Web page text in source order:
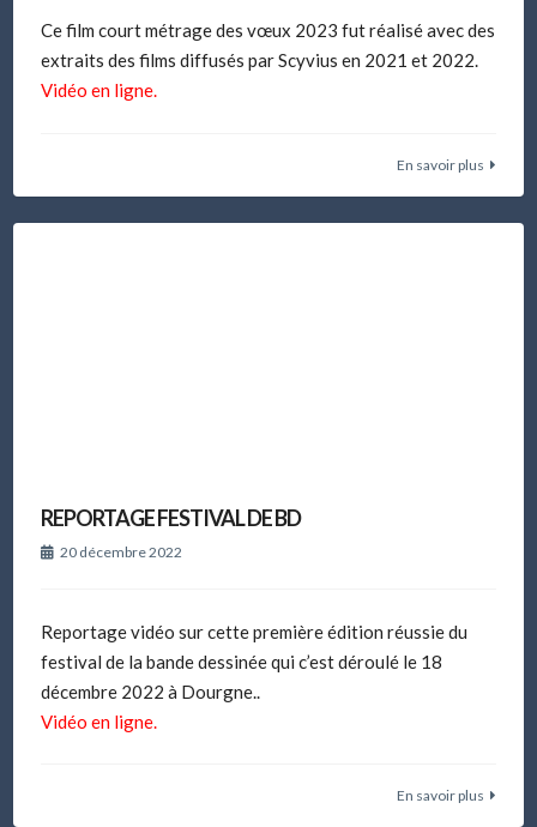
Ce film court métrage des vœux 2023 fut réalisé avec des
extraits des films diffusés par Scyvius en 2021 et 2022.
Vidéo en ligne.
En savoir plus
REPORTAGE FESTIVAL DE BD
20 décembre 2022
Reportage vidéo sur cette première édition réussie du
festival de la bande dessinée qui c’est déroulé le 18
décembre 2022 à Dourgne..
Vidéo en ligne.
En savoir plus